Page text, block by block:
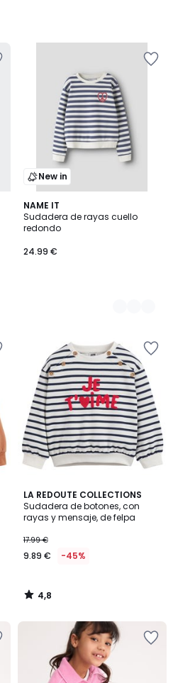
New in
NAME IT
Sudadera de rayas cuello
redondo
24.99 €
2
Colores
LA REDOUTE COLLECTIONS
Sudadera de botones, con
rayas y mensaje, de felpa
17.99 €
9.89 € -45%
4,8
/ 5
4,8
/